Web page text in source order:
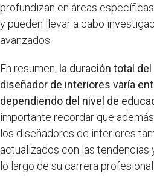
profundizan en áreas
y pueden llevar a cabo
avanzados.
En resumen, la duración total
diseñador de interiores varía
dependiendo del nivel de
importante recordar que
los diseñadores de interiores
actualizados con las tendencias
lo largo de su carrera profesional.